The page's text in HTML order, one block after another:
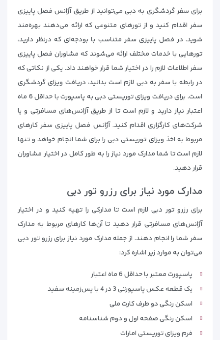
برای سفر گردشگری به دبی می‌توانید از طریق آژانس فصل پاییزی
سفر اقدام کنید و از تورهای متنوعی که ارائه می‌دهند بهره‌مند
شوید. در فصل پاییزی سفر متناسب با بودجه‌ای که درنظر دارید،
تورهایی با خدمات مختلف ارائه می‌شوند که مشاوران فصل پاییزی
سفر اطلاعات لازم را در اختیار شما قرار خواهند داد. یکی از نکاتی که
در رابطه با سفر به دبی لازم است بدانید، دریافت ویزای گردشگری
است. برای دریافت ویزای توریستی دبی به پاسپورت با حداقل 6 ماه
اعتبار نیاز دارید و لازم است تا از طریق آژانس‌های مسافرتی و یا
شرکت‌های کارگزاری اقدام کنید. آژانس فصل پاییزی سفر کارهای
مربوط به اخذ ویزای توریستی دبی را برای شما انجام خواهد و تنها
لازم است تا شما مدارک مورد نیاز را به طور کامل در اختیار مشاوران
قرار دهید.
مدارک مورد نیاز برای رزرو تور دبی
برای رزرو تور دبی لازم است تا مدارکی را تهیه کنید و در اختیار
آژانس‌های مسافرتی قرار دهید تا آن‌ها کارهای مربوط به مدارک
سفر شما را انجام دهند. از جمله مدارک مورد نیاز برای رزرو تور دبی
می‌توان به موارد زیر اشاره کرد:
پاسپورت معتبر با حداقل 6 ماه اعتبار
یک قطعه عکس پاسپورتی 3 در 4 با پس‌زمینه سفید
اسکن رنگی دو طرف کارت ملی
اسکن رنگی صفحه اول و دوم شناسنامه
فرم ویزای توریستی امارات